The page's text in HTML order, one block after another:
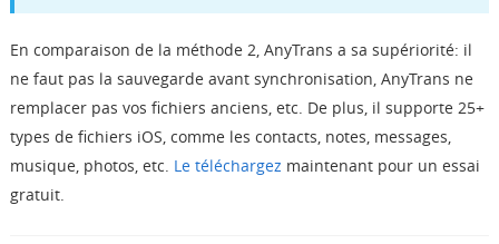
En comparaison de la méthode 2, AnyTrans a sa supériorité: il
ne faut pas la sauvegarde avant synchronisation, AnyTrans ne
remplacer pas vos fichiers anciens, etc. De plus, il supporte 25+
types de fichiers iOS, comme les contacts, notes, messages,
musique, photos, etc. Le téléchargez maintenant pour un essai
gratuit.